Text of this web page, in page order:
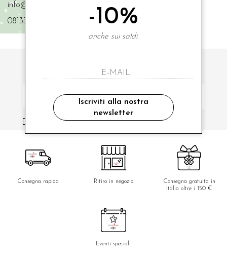
info@scaglionebimbi.com
0813331162
ISCRIVITI ALLA NOSTRA NEWSLETTER
ho letto ed accettato le condizioni sulla privacy.
Consegna rapida Ritiro in negozio
Consegna gratuita in
Italia oltre i 150 €
Eventi speciali
-10%
anche sui saldi.
Iscriviti alla nostra
newsletter